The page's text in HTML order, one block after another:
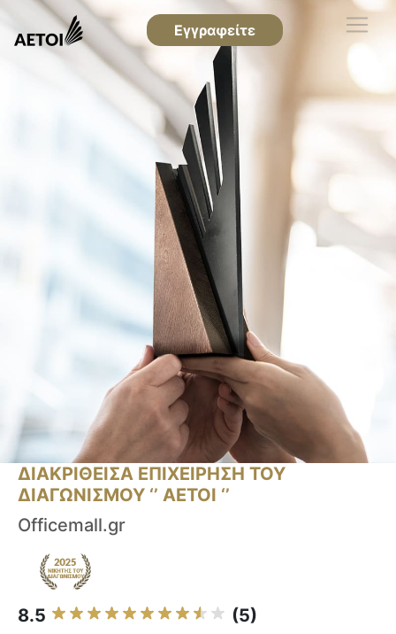
Εγγραφείτε
ΔΙΑΚΡΙΘΕΙΣΑ ΕΠΙΧΕΙΡΗΣΗ ΤΟΥ
ΔΙΑΓΩΝΙΣΜΟΥ ‘’ ΑΕΤΟΙ ‘’
Officemall.gr
8.5 (5)